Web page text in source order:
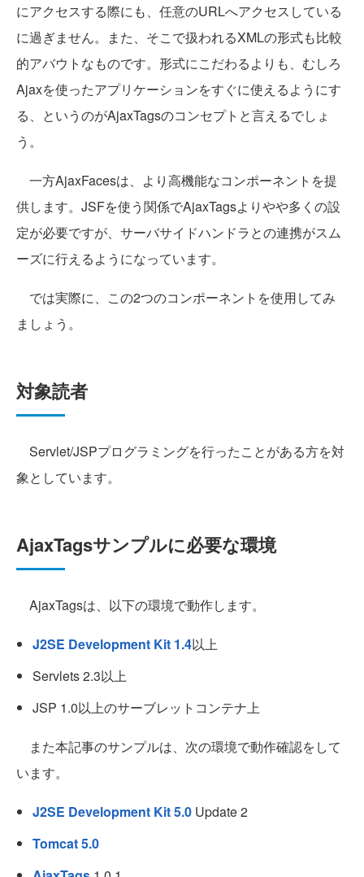
にアクセスする際にも、任意のURLへアクセスしている
に過ぎません。また、そこで扱われるXMLの形式も比較
的アバウトなものです。形式にこだわるよりも、むしろ
Ajaxを使ったアプリケーションをすぐに使えるようにす
る、というのがAjaxTagsのコンセプトと言えるでしょ
う。
一方AjaxFacesは、より高機能なコンポーネントを提
供します。JSFを使う関係でAjaxTagsよりやや多くの設
定が必要ですが、サーバサイドハンドラとの連携がスム
ーズに行えるようになっています。
では実際に、この2つのコンポーネントを使用してみ
ましょう。
対象読者
Servlet/JSPプログラミングを行ったことがある方を対
象としています。
AjaxTagsサンプルに必要な環境
AjaxTagsは、以下の環境で動作します。
J2SE Development Kit 1.4以上
Servlets 2.3以上
JSP 1.0以上のサーブレットコンテナ上
また本記事のサンプルは、次の環境で動作確認をして
います。
J2SE Development Kit 5.0 Update 2
Tomcat 5.0